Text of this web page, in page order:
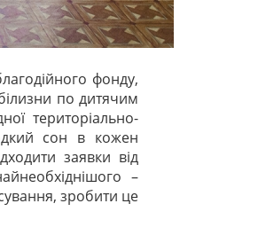
фонду,
по дитячим
територіально-
сон в кожен
заявки від
–
зробити це